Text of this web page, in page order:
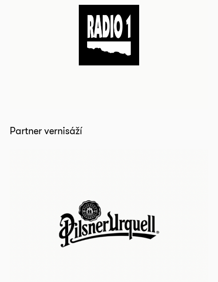
Partner vernisáží